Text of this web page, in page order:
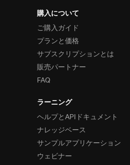
購入について
ご購入ガイド
プランと価格
サブスクリプションとは
販売パートナー
FAQ
ラーニング
ヘルプとAPIドキュメント
ナレッジベース
サンプルアプリケーション
ウェビナー